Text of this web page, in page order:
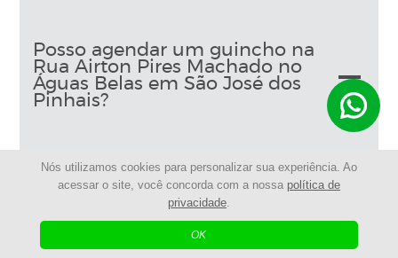
Nós utilizamos cookies para personalizar sua experiência. Ao
acessar o site, você concorda com a nossa política de
privacidade.
OK
Posso agendar um guincho na
Rua Airton Pires Machado no
Águas Belas em São José dos
Pinhais?
Posso chamar um guincho na
Rua Airton Pires Machado no
Águas Belas em São José dos
Pinhais sem ter seguro?